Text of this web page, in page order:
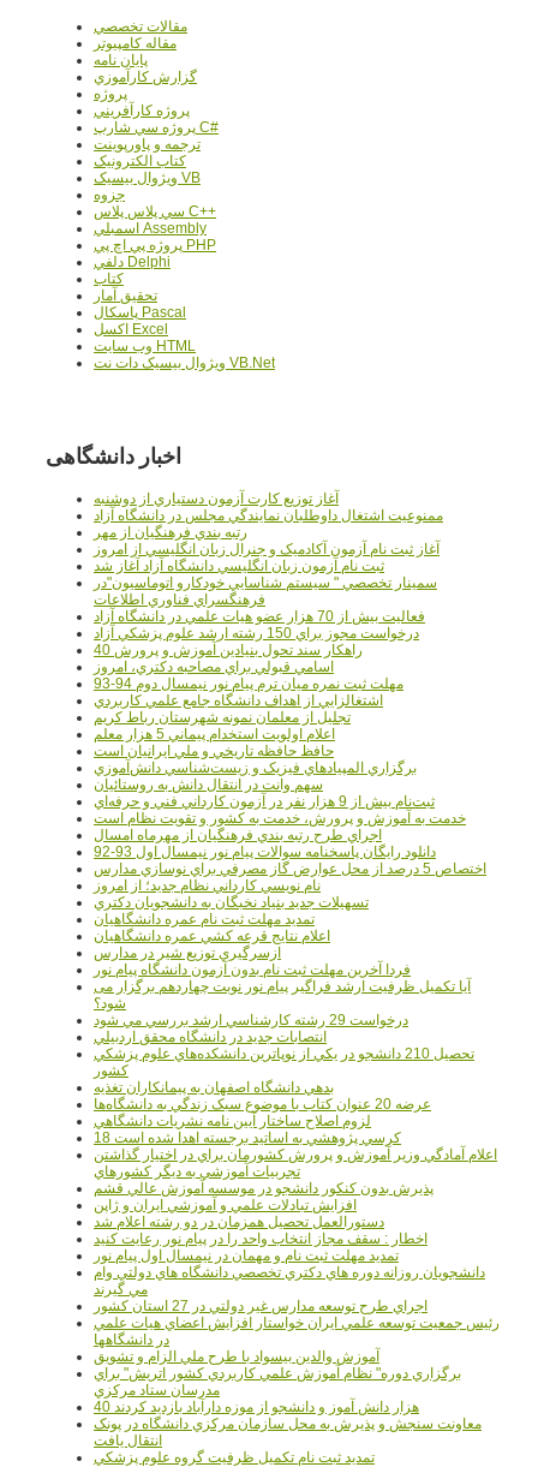
مقالات تخصصي
مقاله کامپیوتر
پایان نامه
گزارش کارآموزي
پروژه
پروژه کارآفريني
پروژه سي شارپ C#
ترجمه و پاورپوينت
کتاب الکترونيک
ويژوال بيسيک VB
جزوه
سي پلاس پلاس C++
اسمبلي Assembly
پروژه پي اچ پي PHP
دلفي Delphi
کتاب
تحقيق آمار
پاسکال Pascal
اکسل Excel
وب سايت HTML
ويژوال بيسيک دات نت VB.Net
اخبار دانشگاهی
آغاز توزيع کارت آزمون دستياري از دوشنبه
ممنوعيت اشتغال داوطلبان نمايندگي مجلس در دانشگاه آزاد
رتبه بندي فرهنگيان از مهر
آغاز ثبت نام آزمون آکادميک و جنرال زبان انگليسي از امروز
ثبت نام آزمون زبان انگليسي دانشگاه آزاد آغاز شد
سمينار تخصصي " سيستم شناسايي خودکارو اتوماسيون"در
فرهنگسراي فناوري اطلاعات
فعاليت بيش از 70 هزار عضو هيات علمي در دانشگاه آزاد
درخواست مجوز براي 150 رشته ارشد علوم پزشکي آزاد
40 راهکار سند تحول بنيادين آموزش و پرورش
اسامي قبولي براي مصاحبه دکتري، امروز
مهلت ثبت نمره میان ترم پیام نور نیمسال دوم 94-93
اشتغالزايي از اهداف دانشگاه جامع علمي کاربردي
تجليل از معلمان نمونه شهرستان رباط کريم
اعلام اولويت استخدام پيماني 5 هزار معلم
حافظ حافظه تاريخي و ملي ايرانيان است
برگزاري المپيادهاي فيزيک و زيست‌شناسي دانش‌آموزي
سهم وانت در انتقال دانش به روستائيان
ثبت‌نام بيش از 9 هزار نفر در آزمون کارداني فني و حرفه‌اي
خدمت به آموزش و پرورش، خدمت به کشور و تقويت نظام است
اجراي طرح رتبه بندي فرهنگيان از مهرماه امسال
دانلود رایگان پاسخنامه سوالات پیام نور نیمسال اول 93-92
اختصاص 5 درصد از محل عوارض گاز مصرفي براي نوسازي مدارس
نام نويسي کارداني نظام جديد؛ از امروز
تسهيلات جديد بنياد نخبگان به دانشجويان دکتري
تمديد مهلت ثبت نام عمره دانشگاهيان
اعلام نتايج قرعه کشي عمره دانشگاهيان
ازسرگيري توزيع شير در مدارس
فردا آخرین مهلت ثبت نام بدون آزمون دانشگاه پیام نور
آیا تکمیل ظرفیت ارشد فراگیر پیام نور نوبت چهاردهم برگزار می
شود؟
درخواست 29 رشته کارشناسي ارشد بررسي مي شود
انتصابات جديد در دانشگاه محقق اردبيلي
تحصيل 210 دانشجو در يکي از نوپاترين دانشکده‌هاي علوم پزشکي
کشور
بدهي دانشگاه اصفهان به پيمانکاران تغذيه
عرضه 20 عنوان کتاب با موضوع سبک زندگي به دانشگاه‌ها
لزوم اصلاح ساختار آيين نامه نشريات دانشگاهي
18 کرسي پژوهشي به اساتيد برجسته اهدا شده است
اعلام آمادگي وزير آموزش و پرورش کشورمان براي در اختيار گذاشتن
تجربيات آموزشي به ديگر کشورهاي
پذيرش بدون کنکور دانشجو در موسسه آموزش عالي قشم
افزايش تبادلات علمي و آموزشي ايران و ژاپن
دستورالعمل تحصیل همزمان در دو رشته اعلام شد
اخطار : سقف مجاز انتخاب واحد را در پیام نور رعایت کنید
تمدید مهلت ثبت نام و مهمان در نیمسال اول پیام نور
دانشجويان روزانه دوره هاي دكتري تخصصي دانشگاه هاي دولتي وام
مي گيرند
اجراي طرح توسعه مدارس غير دولتي در 27 استان کشور
رئيس جمعيت توسعه علمي ايران خواستار افزايش اعضاي هيات علمي
در دانشگاهها
آموزش والدين بيسواد با طرح ملي الزام و تشويق
برگزاري دوره" نظام آموزش علمي كاربردي كشور اتريش" براي
مدرسان ستاد مرکزي
40 هزار دانش آموز و دانشجو از موزه دارآباد بازديد کردند
معاونت سنجش و پذيرش به محل سازمان مرکزي دانشگاه در پونک
انتقال يافت
تمديد ثبت نام تکميل ظرفيت گروه علوم پزشکي